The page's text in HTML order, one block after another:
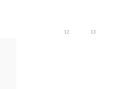
12 13